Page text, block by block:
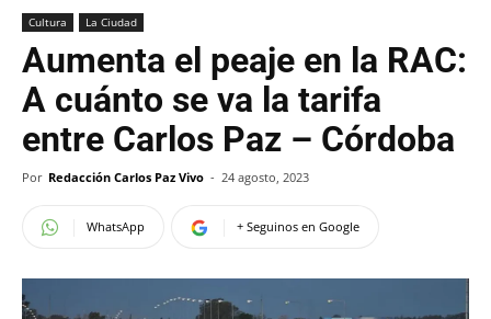
Cultura La Ciudad
Aumenta el peaje en la RAC:
A cuánto se va la tarifa
entre Carlos Paz – Córdoba
Por Redacción Carlos Paz Vivo - 24 agosto, 2023
WhatsApp + Seguinos en Google